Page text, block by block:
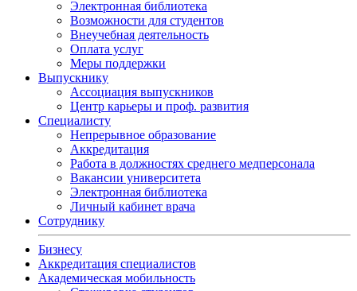
Электронная библиотека
Возможности для студентов
Внеучебная деятельность
Оплата услуг
Меры поддержки
Выпускнику
Ассоциация выпускников
Центр карьеры и проф. развития
Специалисту
Непрерывное образование
Аккредитация
Работа в должностях среднего медперсонала
Вакансии университета
Электронная библиотека
Личный кабинет врача
Сотруднику
Бизнесу
Аккредитация специалистов
Академическая мобильность